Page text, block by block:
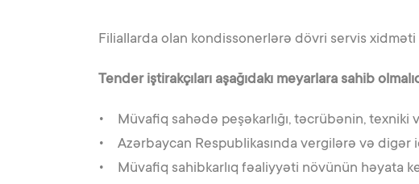
Filiallarda olan kondissonerlərə dövri servis
Tender iştirakçıları aşağıdakı meyarlara sahib
• Müvafiq sahədə peşəkarlığı, təcrübənin, texniki
• Azərbaycan Respublikasında vergilərə və digər
• Müvafiq sahibkarlıq fəaliyyəti növünün həyata